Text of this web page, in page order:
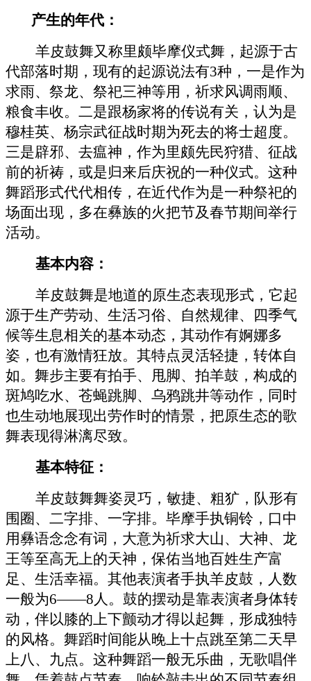
产生的年代：
羊皮鼓舞又称里颇毕摩仪式舞，起源于古
代部落时期，现有的起源说法有3种，一是作为
求雨、祭龙、祭祀三神等用，祈求风调雨顺、
粮食丰收。二是跟杨家将的传说有关，认为是
穆桂英、杨宗武征战时期为死去的将士超度。
三是辟邪、去瘟神，作为里颇先民狩猎、征战
前的祈祷，或是归来后庆祝的一种仪式。这种
舞蹈形式代代相传，在近代作为是一种祭祀的
场面出现，多在彝族的火把节及春节期间举行
活动。
基本内容：
羊皮鼓舞是地道的原生态表现形式，它起
源于生产劳动、生活习俗、自然规律、四季气
候等生息相关的基本动态，其动作有婀娜多
姿，也有激情狂放。其特点灵活轻捷，转体自
如。舞步主要有拍手、甩脚、拍羊鼓，构成的
斑鸠吃水、苍蝇跳脚、乌鸦跳井等动作，同时
也生动地展现出劳作时的情景，把原生态的歌
舞表现得淋漓尽致。
基本特征：
羊皮鼓舞舞姿灵巧，敏捷、粗犷，队形有
围圈、二字排、一字排。毕摩手执铜铃，口中
用彝语念念有词，大意为祈求大山、大神、龙
王等至高无上的天神，保佑当地百姓生产富
足、生活幸福。其他表演者手执羊皮鼓，人数
一般为6——8人。鼓的摆动是靠表演者身体转
动，伴以膝的上下颤动才得以起舞，形成独特
的风格。舞蹈时间能从晚上十点跳至第二天早
上八、九点。这种舞蹈一般无乐曲，无歌唱伴